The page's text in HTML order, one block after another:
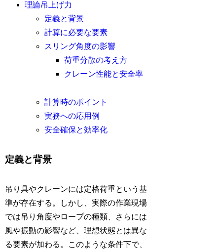
理論吊上げ力
定義と背景
計算に必要な要素
スリング角度の影響
荷重分散の考え方
クレーン性能と安全率
計算時のポイント
実務への応用例
安全確保と効率化
定義と背景
吊り具やクレーンには定格荷重という基
準が存在する。しかし、実際の作業現場
では吊り角度やロープの種類、さらには
風や振動の影響など、理想状態とは異な
る要素が加わる。このような条件下で、